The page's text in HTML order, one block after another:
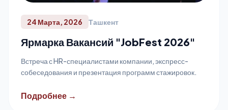
24 Марта, 2026 Ташкент
Ярмарка Вакансий "JobFest 2026"
Встреча с HR-специалистами компании, экспресс-
собеседования и презентация программ стажировок.
Подробнее →